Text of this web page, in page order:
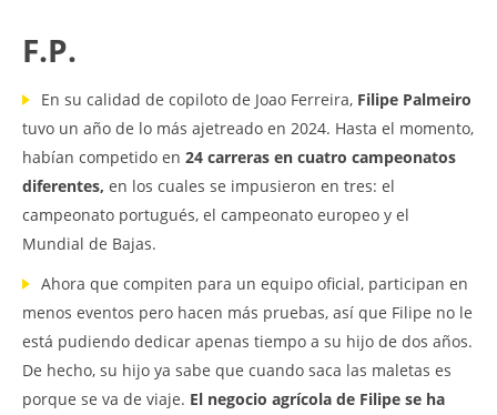
F.P.
En su calidad de copiloto de Joao Ferreira, Filipe Palmeiro
tuvo un año de lo más ajetreado en 2024. Hasta el momento,
habían competido en 24 carreras en cuatro campeonatos
diferentes, en los cuales se impusieron en tres: el
campeonato portugués, el campeonato europeo y el
Mundial de Bajas.
Ahora que compiten para un equipo oficial, participan en
menos eventos pero hacen más pruebas, así que Filipe no le
está pudiendo dedicar apenas tiempo a su hijo de dos años.
De hecho, su hijo ya sabe que cuando saca las maletas es
porque se va de viaje. El negocio agrícola de Filipe se ha